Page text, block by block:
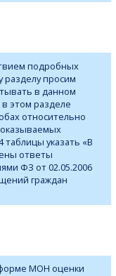
подробных
просим
в данном
этом разделе
относительно
оказываемых
таблицы указать «В
ответы
ФЗ от 02.05.2006
граждан
форме МОН оценки